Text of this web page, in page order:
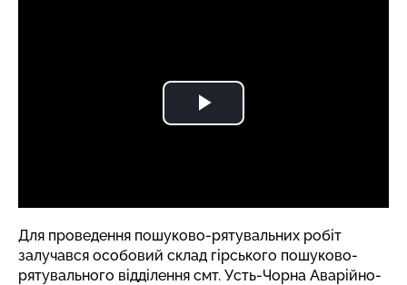
Для проведення пошуково-рятувальних робіт
залучався особовий склад гірського пошуково-
рятувального відділення смт. Усть-Чорна Аварійно-